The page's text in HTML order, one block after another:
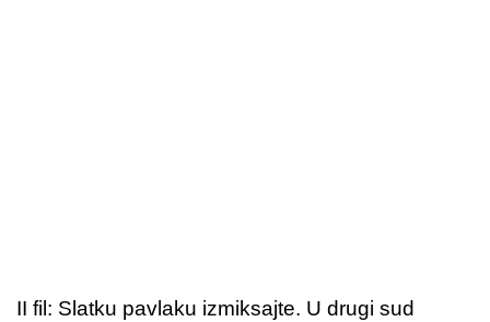
II fil: Slatku pavlaku izmiksajte. U drugi sud